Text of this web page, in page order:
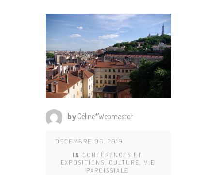
by Céline*Webmaster
DÉCEMBRE 06, 2019
IN CONFÉRENCES ET
EXPOSITIONS
CULTURE
VIE
PAROISSIALE